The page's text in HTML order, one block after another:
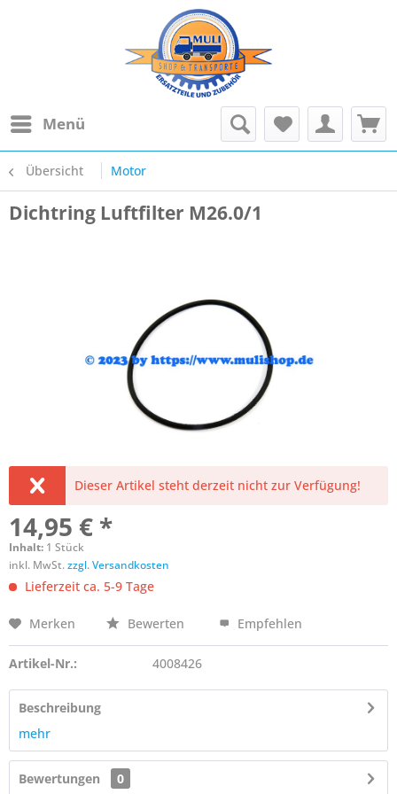
Menü
Übersicht Motor
Dichtring Luftfilter M26.0/1
Dieser Artikel steht derzeit nicht zur Verfügung!
14,95 € *
Inhalt: 1 Stück
inkl. MwSt.zzgl. Versandkosten
Lieferzeit ca. 5-9 Tage
Merken Bewerten Empfehlen
Artikel-Nr.: 4008426
Beschreibung
mehr
Bewertungen 0